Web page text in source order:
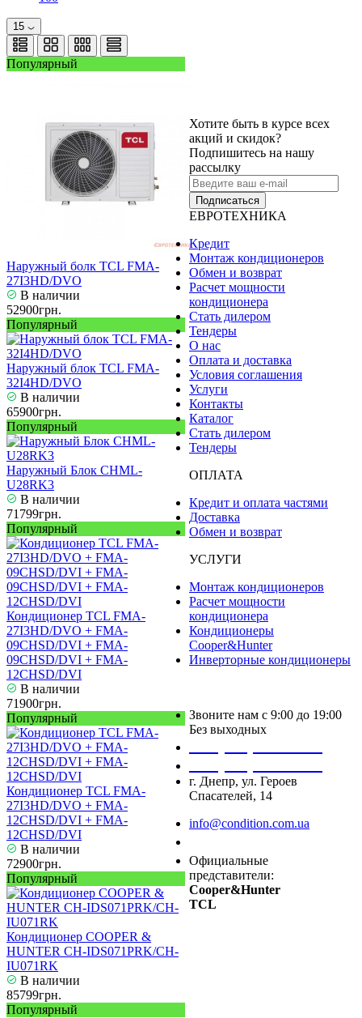
15
Популярный
Наружный болк TCL FMA-
27I3HD/DVO
В наличии
52900грн.
Популярный
Наружный блок TCL FMA-
32I4HD/DVO
В наличии
65900грн.
Популярный
Наружный Блок CHML-
U28RK3
В наличии
71799грн.
Популярный
Кондиционер TCL FMA-
27I3HD/DVO + FMA-
09CHSD/DVI + FMA-
09CHSD/DVI + FMA-
12CHSD/DVI
В наличии
71900грн.
Популярный
Кондиционер TCL FMA-
27I3HD/DVO + FMA-
12CHSD/DVI + FMA-
12CHSD/DVI
В наличии
72900грн.
Популярный
Кондиционер COOPER &
HUNTER CH-IDS071PRK/CH-
IU071RK
В наличии
85799грн.
Популярный
Хотите быть в курсе всех
акций и скидок?
Подпишитесь на нашу
рассылку
Подписаться
ЕВРОТЕХНИКА
Кредит
Монтаж кондиционеров
Обмен и возврат
Расчет мощности
кондиционера
Стать дилером
Тендеры
О нас
Оплата и доставка
Условия соглашения
Услуги
Контакты
Каталог
Стать дилером
Тендеры
ОПЛАТА
Кредит и оплата частями
Доставка
Обмен и возврат
УСЛУГИ
Монтаж кондиционеров
Расчет мощности
кондиционера
Кондиционеры
Cooper&Hunter
Инверторные кондиционеры
Звоните нам с 9:00 до 19:00
Без выходных
г. Днепр, ул. Героев
Спасателей, 14
info@condition.com.ua
Официальные
представители:
Cooper&Hunter
TCL